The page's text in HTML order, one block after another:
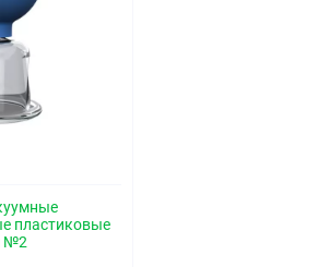
пластиковые
№2